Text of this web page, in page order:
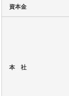
資本金
本 社